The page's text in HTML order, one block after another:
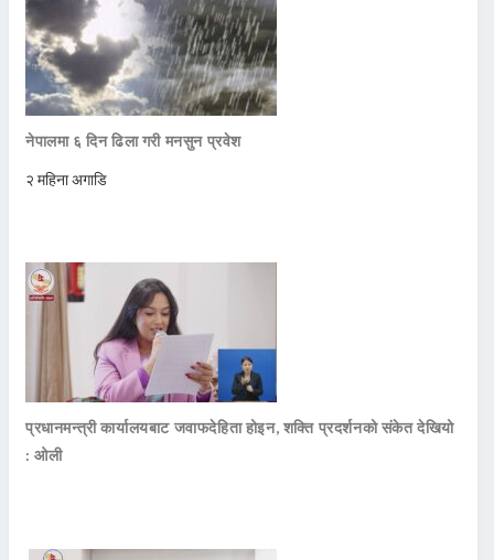
नेपालमा ६ दिन ढिला गरी मनसुन प्रवेश
२ महिना अगाडि
प्रधानमन्त्री कार्यालयबाट जवाफदेहिता होइन, शक्ति प्रदर्शनको संकेत देखियो
: ओली